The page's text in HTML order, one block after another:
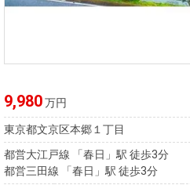
9,980万円
東京都文京区本郷１丁目
都営大江戸線 「春日」駅 徒歩3分
都営三田線 「春日」駅 徒歩3分